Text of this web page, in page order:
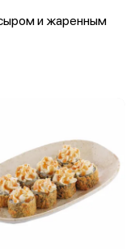
и жаренным